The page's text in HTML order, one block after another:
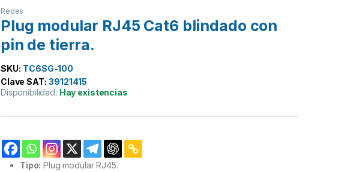
Redes
Plug modular RJ45 Cat6 blindado con
pin de tierra.
SKU: TC6SG-100
Clave SAT: 39121415
Disponibilidad: Hay existencias
Tipo: Plug modular RJ45.